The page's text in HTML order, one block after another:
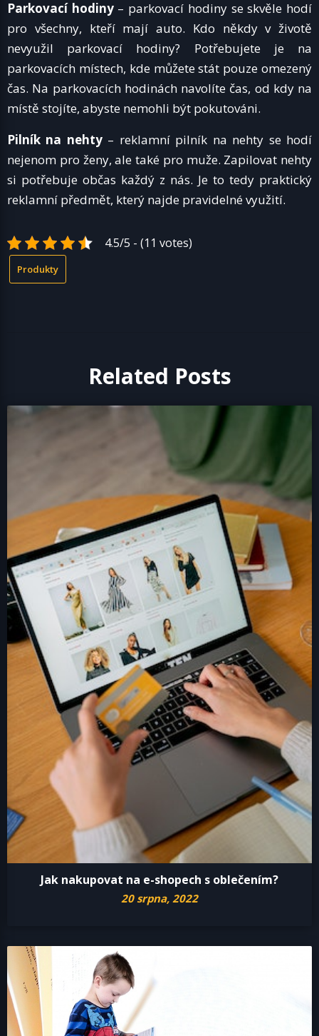
Parkovací hodiny– parkovací hodiny se skvěle hodí
pro všechny, kteří mají auto. Kdo někdy v životě
nevyužil parkovací hodiny? Potřebujete je na
parkovacích místech, kde můžete stát pouze omezený
čas. Na parkovacích hodinách navolíte čas, od kdy na
místě stojíte, abyste nemohli být pokutováni.
Pilník na nehty– reklamní pilník na nehty se hodí
nejenom pro ženy, ale také pro muže. Zapilovat nehty
si potřebuje občas každý z nás. Je to tedy praktický
reklamní předmět, který najde pravidelné využití.
4.5/5 - (11 votes)
Produkty
Related Posts
Jak nakupovat na e-shopech s oblečením?
20 srpna, 2022